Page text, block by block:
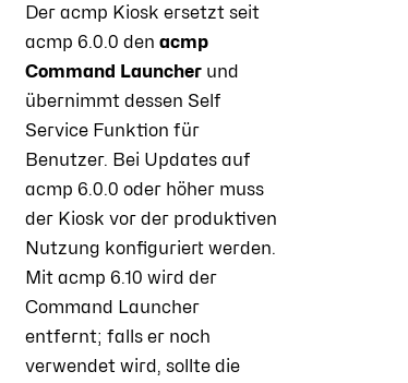
Der acmp Kiosk ersetzt seit
acmp 6.0.0 den acmp
Command Launcherund
übernimmt dessen Self
Service Funktion für
Benutzer. Bei Updates auf
acmp 6.0.0 oder höher muss
der Kiosk vor der produktiven
Nutzung konfiguriert werden.
Mit acmp 6.10 wird der
Command Launcher
entfernt; falls er noch
verwendet wird, sollte die